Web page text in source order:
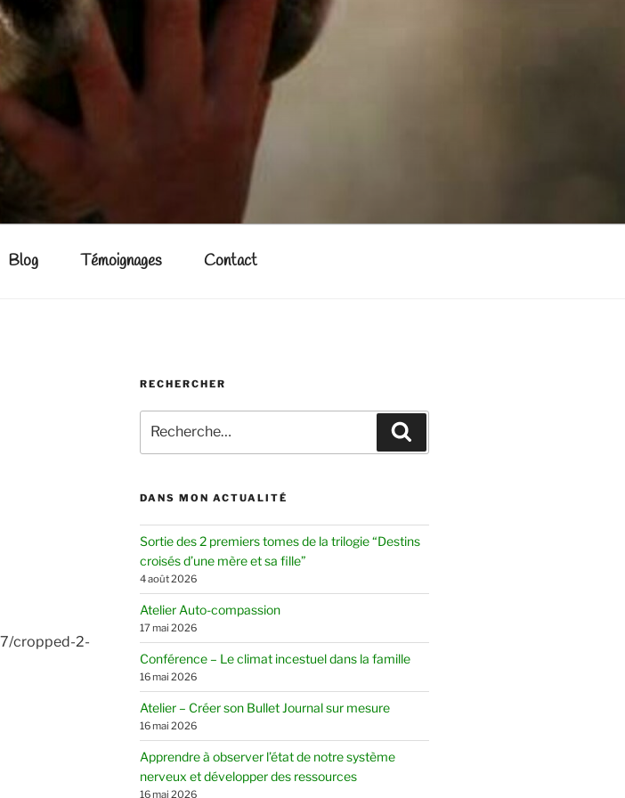
Blog Témoignages Contact
cropped-2-
RECHERCHER
pour
:
DANS MON ACTUALITÉ
Sortie des 2 premiers tomes de la trilogie “Destins
croisés d’une mère et sa fille”
4 août 2026
Atelier Auto-compassion
17 mai 2026
Conférence – Le climat incestuel dans la famille
16 mai 2026
Atelier – Créer son Bullet Journal sur mesure
16 mai 2026
Apprendre à observer l’état de notre système
nerveux et développer des ressources
16 mai 2026